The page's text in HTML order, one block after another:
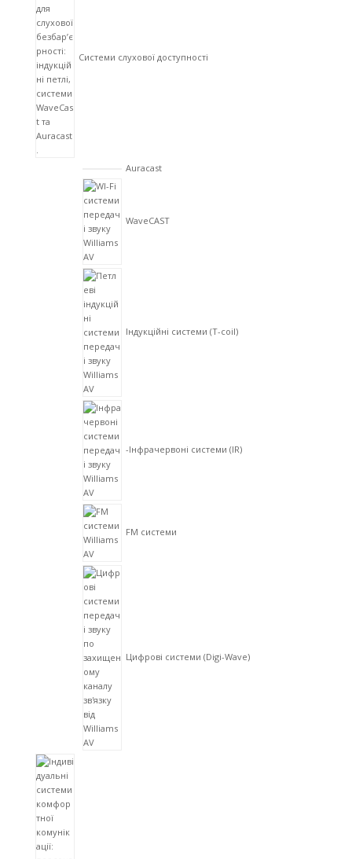
Системи слухової доступності
Auracast
WaveCAST
Індукційні системи (T-coil)
-Інфрачервоні системи (IR)
FM системи
Цифрові системи (Digi-Wave)